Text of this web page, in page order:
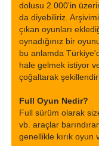
dolusu 2.000'in
da diyebiliriz.
çıkan oyunları
oynadığınız bir
bu anlamda
hale gelmek istiyor
çoğaltarak
Full Oyun Nedir?
Full sürüm olarak
vb. araçlar
genellikle kırık oyun